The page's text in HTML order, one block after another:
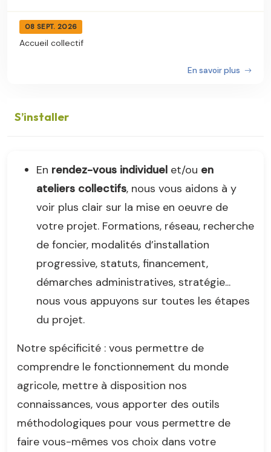
08 SEPT. 2026
Accueil collectif
En savoir plus
S’installer
En rendez-vous individuel et/ou en
ateliers collectifs, nous vous aidons à y
voir plus clair sur la mise en oeuvre de
votre projet. Formations, réseau, recherche
de foncier, modalités d’installation
progressive, statuts, financement,
démarches administratives, stratégie...
nous vous appuyons sur toutes les étapes
du projet.
Notre spécificité : vous permettre de
comprendre le fonctionnement du monde
agricole, mettre à disposition nos
connaissances, vous apporter des outils
méthodologiques pour vous permettre de
faire vous-mêmes vos choix dans votre